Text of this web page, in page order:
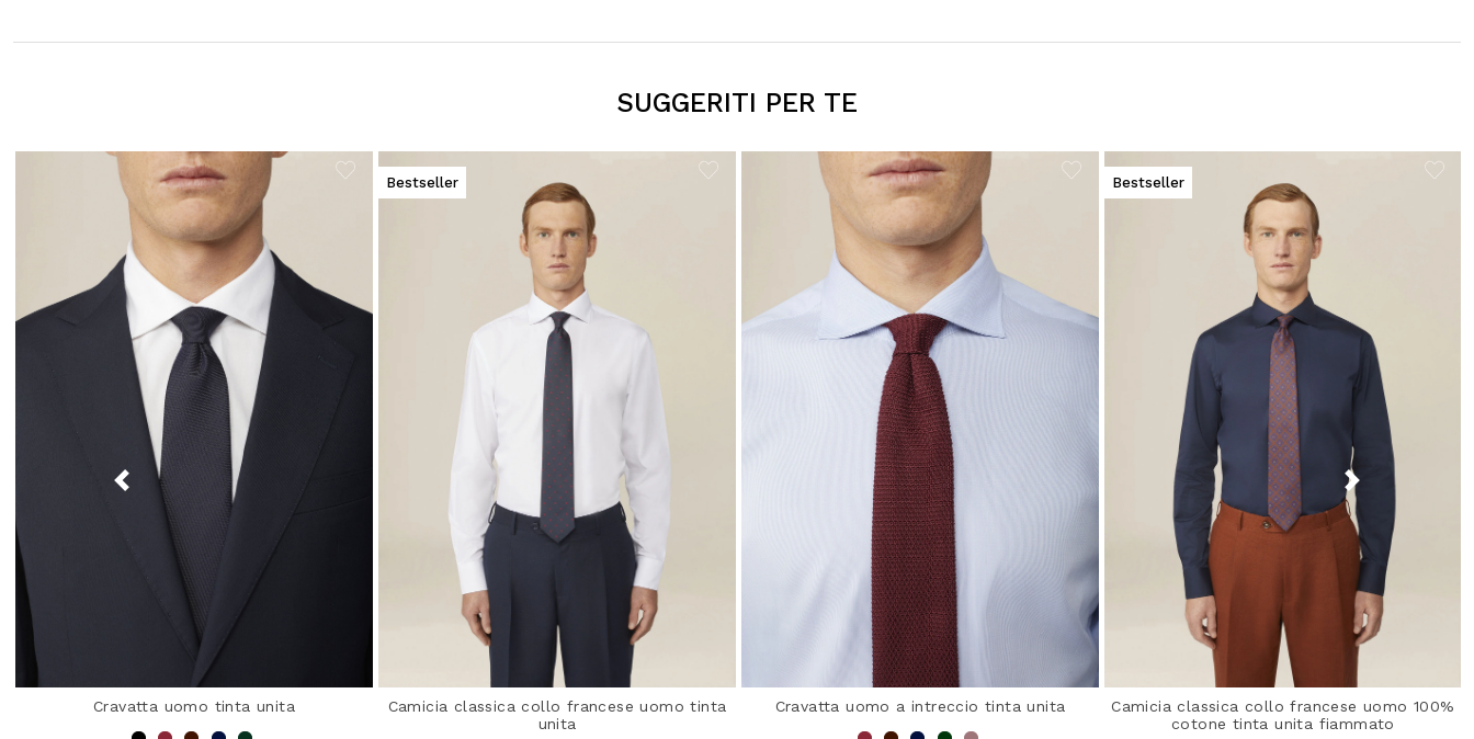
SUGGERITI PER TE
Cravatta uomo tinta unita
Bestseller
Camicia classica collo francese uomo tinta
unita
Cravatta uomo a intreccio tinta unita
Bestseller
Camicia classica collo francese uomo 100%
cotone tinta unita fiammato